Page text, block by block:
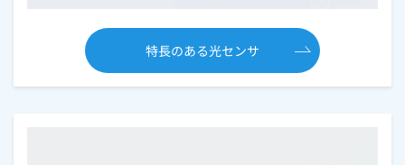
特長のある光センサ